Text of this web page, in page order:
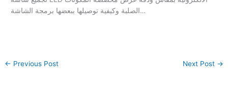
الصلبة وكيفية توصيلها ببعضها برمجة الشاشة…
← Previous Post Next Post →